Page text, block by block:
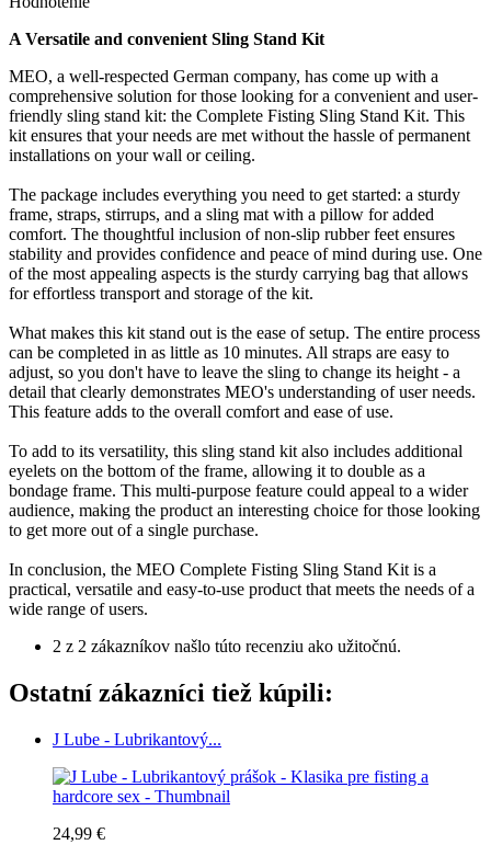
A Versatile and convenient Sling Stand Kit
MEO, a well-respected German company, has come up with a
comprehensive solution for those looking for a convenient and user-
friendly sling stand kit: the Complete Fisting Sling Stand Kit. This
kit ensures that your needs are met without the hassle of permanent
installations on your wall or ceiling.
The package includes everything you need to get started: a sturdy
frame, straps, stirrups, and a sling mat with a pillow for added
comfort. The thoughtful inclusion of non-slip rubber feet ensures
stability and provides confidence and peace of mind during use. One
of the most appealing aspects is the sturdy carrying bag that allows
for effortless transport and storage of the kit.
What makes this kit stand out is the ease of setup. The entire process
can be completed in as little as 10 minutes. All straps are easy to
adjust, so you don't have to leave the sling to change its height - a
detail that clearly demonstrates MEO's understanding of user needs.
This feature adds to the overall comfort and ease of use.
To add to its versatility, this sling stand kit also includes additional
eyelets on the bottom of the frame, allowing it to double as a
bondage frame. This multi-purpose feature could appeal to a wider
audience, making the product an interesting choice for those looking
to get more out of a single purchase.
In conclusion, the MEO Complete Fisting Sling Stand Kit is a
practical, versatile and easy-to-use product that meets the needs of a
wide range of users.
2 z 2 zákazníkov našlo túto recenziu ako užitočnú.
Ostatní zákazníci tiež kúpili:
J Lube - Lubrikantový...
24,99 €